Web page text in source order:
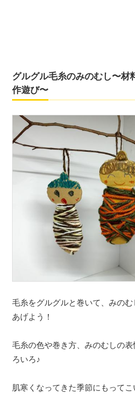
グルグル毛糸のみのむし〜材
作遊び〜
毛糸をグルグルと巻いて、みの
あげよう！
毛糸の色や巻き方、みのむしの
ろいろ♪
肌寒くなってきた季節にもってこ